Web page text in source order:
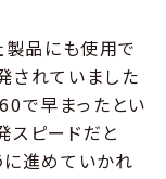
品にも使用で
されていました
で早まったとい
スピードだと
に進めていかれ